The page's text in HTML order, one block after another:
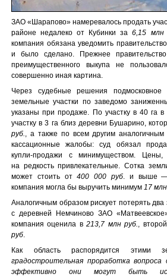
ЗАО «Шарапово» намеревалось продать
районе недалеко от Кубинки за6,15 млн
компания обязана уведомить
и было сделано. Прежнее
преимущественного выкупа не
совершенно иная картина.
Через судебные решения подмосковное
земельные участки по заведомо
указаны при продаже. По участку в 40 га
участку в 3 га близ деревни Бушарино,
руб.
, а также по всем другим
кассационные жалобы: суд обязал
купли-продажи с минимуществом. Цены,
на редкость привлекательные. Сотка
может стоить от400 000 руб . и выше —
компания могла бы выручить минимум 17 млн
Аналогичным образом рискует потерять
с деревней Немчиново ЗАО
компания оценила в213,7 млн руб. ,
руб
Как область распорядится этими
градостроительная проработка
эффективно они могут быть